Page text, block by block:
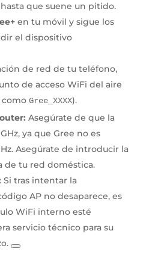
hasta que suene un pitido.
en tu móvil y sigue los
el dispositivo
de red de tu teléfono,
de acceso WiFi del aire
como Gree_XXXX).
: Asegúrate de que la
ya que Gree no es
Asegúrate de introducir la
de tu red doméstica.
Si tras intentar la
AP no desaparece, es
WiFi interno esté
servicio técnico para su